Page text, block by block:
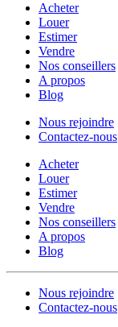
Acheter
Louer
Estimer
Vendre
Nos conseillers
A propos
Blog
Nous rejoindre
Contactez-nous
Acheter
Louer
Estimer
Vendre
Nos conseillers
A propos
Blog
Nous rejoindre
Contactez-nous